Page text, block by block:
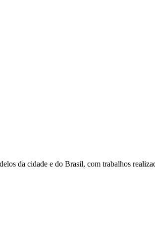
da cidade e do Brasil, com trabalhos